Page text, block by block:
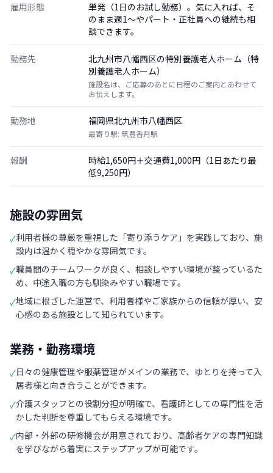
雇用形態
単発（1日のお試し勤務）。気に入れば、そ
のまま週1〜やパート・正社員への継続も相
談できます。
勤務先
北九州市八幡西区の特別養護老人ホーム（特
別養護老人ホーム）
施設名は、ご応募のあとに日程のご案内とあわせて
お伝えします。
勤務地 福岡県北九州市八幡西区
最寄り駅: 筑豊香月駅
報酬
時給1,650円＋交通費1,000円（1日あたり最
低9,250円）
施設の雰囲気
✓利用者様の尊厳を重視した「寄り添うケア」を実践しており、施
設内は温かく穏やかな雰囲気です。
✓職員間のチームワークが良く、相談しやすい環境が整っているた
め、中途入職の方も馴染みやすい職場です。
✓地域に根ざした運営で、利用者様やご家族からの信頼が厚い、安
心感のある施設として知られています。
業務・勤務環境
✓日々の健康管理や服薬管理がメインの業務で、ゆとりを持って入
居者様と向き合うことができます。
✓介護スタッフとの役割分担が明確で、看護師としての専門性を活
かした判断を尊重してもらえる環境です。
✓内部・外部の研修機会が用意されており、高齢者ケアの専門知識
を学びながら着実にステップアップが可能です。